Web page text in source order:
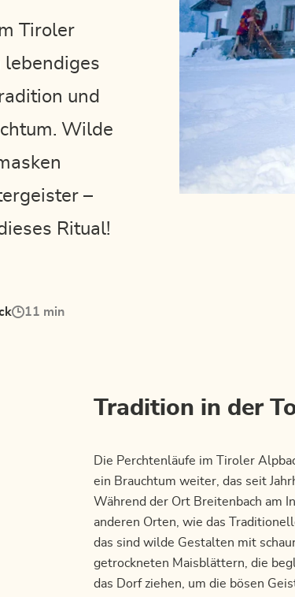
Tiroler
und
Wilde
–
Ritual!
11 min
Tradition in der
Die Perchtenläufe im Tiroler
ein Brauchtum weiter, das seit
Während der Ort Breitenbach am
anderen Orten, wie das
das sind wilde Gestalten mit
getrockneten Maisblättern, die
das Dorf ziehen, um die bösen